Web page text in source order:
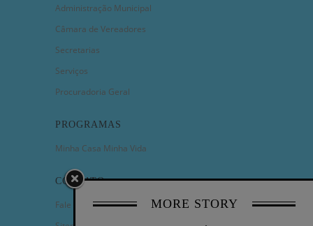
MORE STORY
Administração Municipal
Câmara de Vereadores
Secretarias
Serviços
Procuradoria Geral
PROGRAMAS
Minha Casa Minha Vida
CONTATO
Fale Conosco